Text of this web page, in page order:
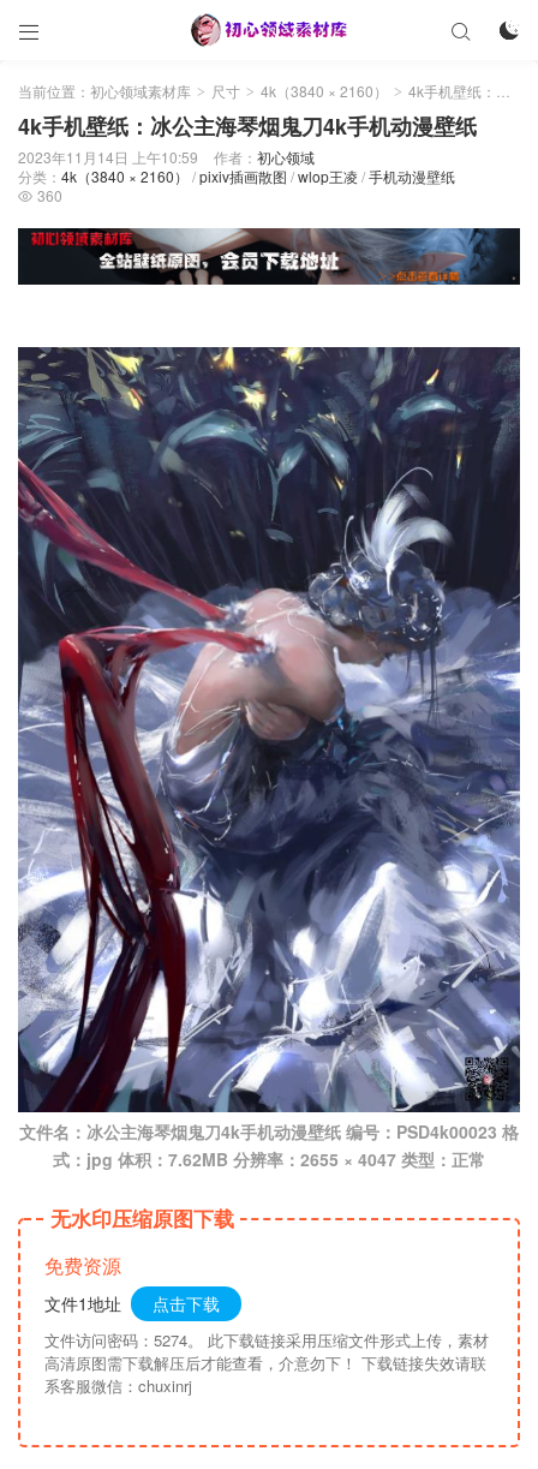
 

当前位置： 初心领域素材库 > 尺寸 > 4k（3840 × 2160） > 4k手机壁纸：冰公主海琴烟鬼刀4k手机动漫壁纸
4k手机壁纸：冰公主海琴烟鬼刀4k手机动漫壁纸
2023年11月14日 上午10:59 作者： 初心领域
分类： 4k（3840 × 2160） /pixiv插画散图 /wlop王凌 /手机动漫壁纸
 360
文件名：冰公主海琴烟鬼刀4k手机动漫壁纸 编号：PSD4k00023 格
式：jpg 体积：7.62MB 分辨率：2655 × 4047 类型：正常
无水印压缩原图下载
免费资源
文件1地址 点击下载
文件访问密码：5274。 此下载链接采用压缩文件形式上传，素材
高清原图需下载解压后才能查看，介意勿下！ 下载链接失效请联
系客服微信：chuxinrj